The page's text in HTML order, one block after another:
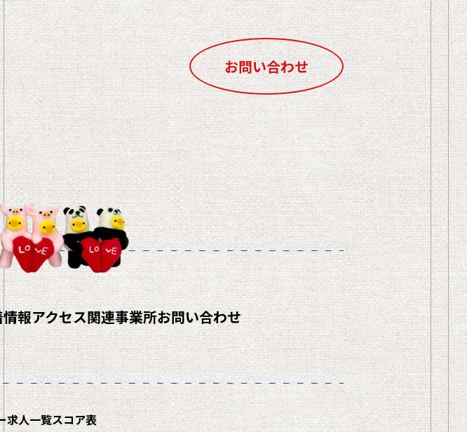
お問い合わせ
報アクセス関連事業所お問い合わせ
求人一覧スコア表